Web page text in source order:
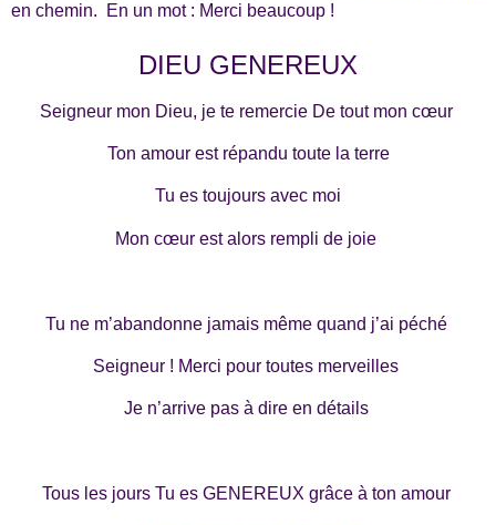
en chemin. En un mot : Merci beaucoup !
DIEU GENEREUX
Seigneur mon Dieu, je te remercie De tout mon cœur
Ton amour est répandu toute la terre
Tu es toujours avec moi
Mon cœur est alors rempli de joie
Tu ne m’abandonne jamais même quand j’ai péché
Seigneur ! Merci pour toutes merveilles
Je n’arrive pas à dire en détails
Tous les jours Tu es GENEREUX grâce à ton amour